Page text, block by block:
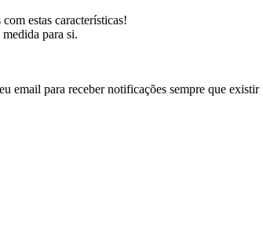
estas características!
para si.
email para receber notificações sempre que